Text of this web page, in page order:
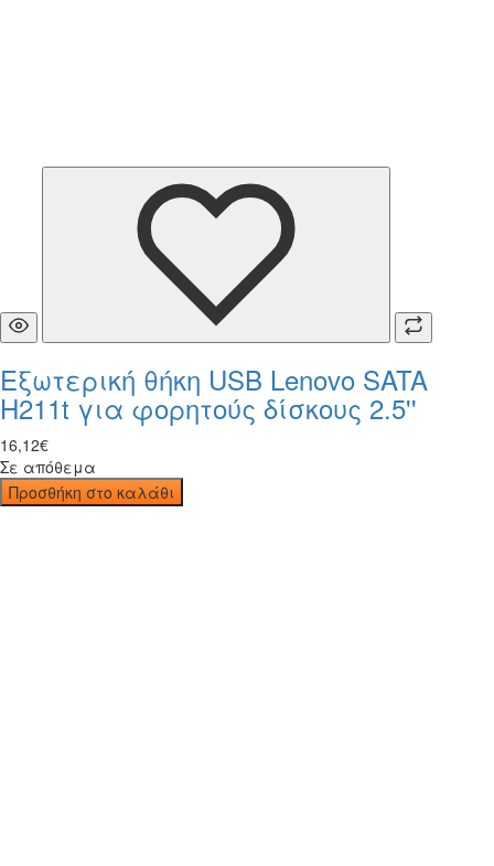
Εξωτερική θήκη USB Lenovo SATA
H211t για φορητούς δίσκους 2.5''
16,12€
Σε απόθεμα
Προσθήκη στο καλάθι